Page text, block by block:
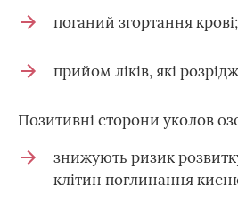
поганий згортання крові;
прийом ліків, які
Позитивні сторони уколов
знижують ризик
клітин поглинання